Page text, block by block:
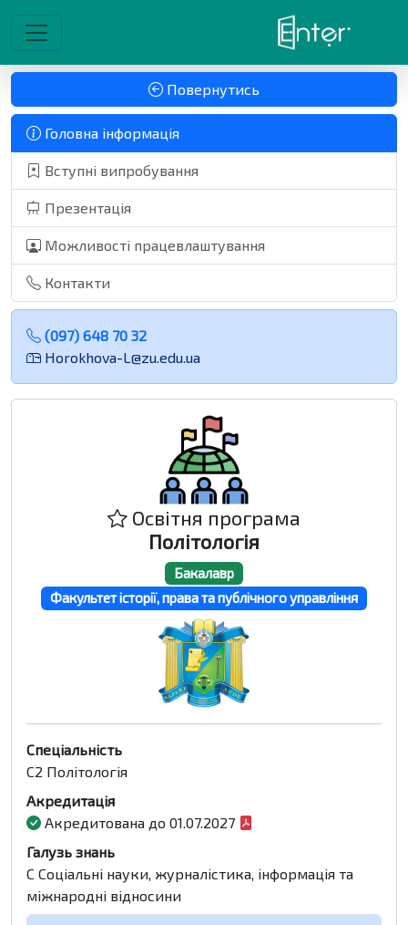
Повернутись
Головна інформація
Вступні випробування
Презентація
Можливості працевлаштування
Контакти
(097) 648 70 32
Horokhova-L@zu.edu.ua
Освітня програма
Політологія
Бакалавр
Факультет історії, права та публічного управління
Спеціальність
C2 Політологія
Акредитація
Акредитована до 01.07.2027
Галузь знань
C Соціальні науки, журналістика, інформація та
міжнародні відносини